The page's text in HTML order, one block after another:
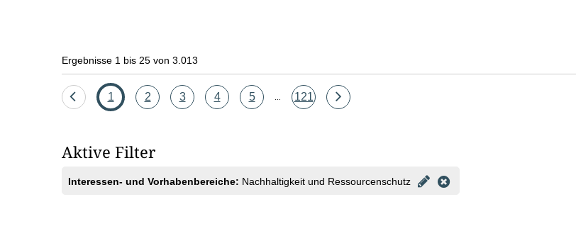
Ergebnisse 1 bis 25 von 3.013
Eine
Seite
1 Seite
2 Seite
3 Seite
4 Seite
5 Seite
121
Eine
Aktive Filter
Interessen- und Vorhabenbereiche: Nachhaltigkeit und Ressourcenschutz